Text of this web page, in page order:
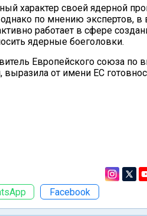
характер своей ядерной
по мнению экспертов, в
работает в сфере
ядерные боеголовки.
Европейского союза
от имени ЕС
Facebook